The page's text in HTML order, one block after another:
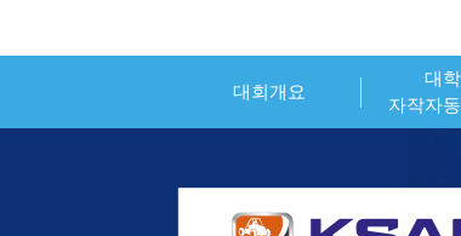
대회개요
대회소개
시상내역
대
자작자
대회일
참가신